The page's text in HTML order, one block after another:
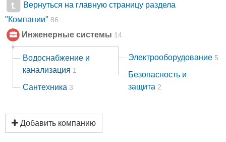
Вернуться на главную страницу раздела
"Компании" 86
Инженерные системы 14
Водоснабжение и
канализация 1
Сантехника 3
Электрооборудование 5
Безопасность и
защита 2
Добавить компанию